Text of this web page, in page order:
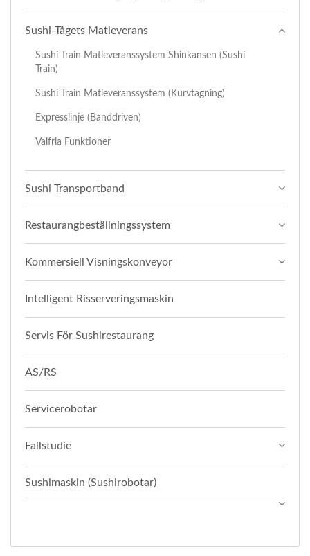
Sushi-Tågets Matleverans
Sushi Train Matleveranssystem Shinkansen (Sushi
Train)
Sushi Train Matleveranssystem (Kurvtagning)
Expresslinje (banddriven)
Valfria Funktioner
Sushi Transportband
Restaurangbeställningssystem
Kommersiell Visningskonveyor
Intelligent Risserveringsmaskin
Servis För Sushirestaurang
AS/RS
Servicerobotar
Fallstudie
Sushimaskin (Sushirobotar)